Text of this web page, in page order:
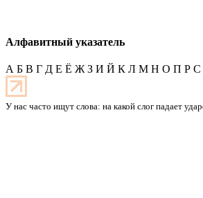
Алфавитный указатель
А Б В Г Д Е Ё Ж З И Й К Л М Н О П Р С
У нас часто ищут слова: на какой слог падает